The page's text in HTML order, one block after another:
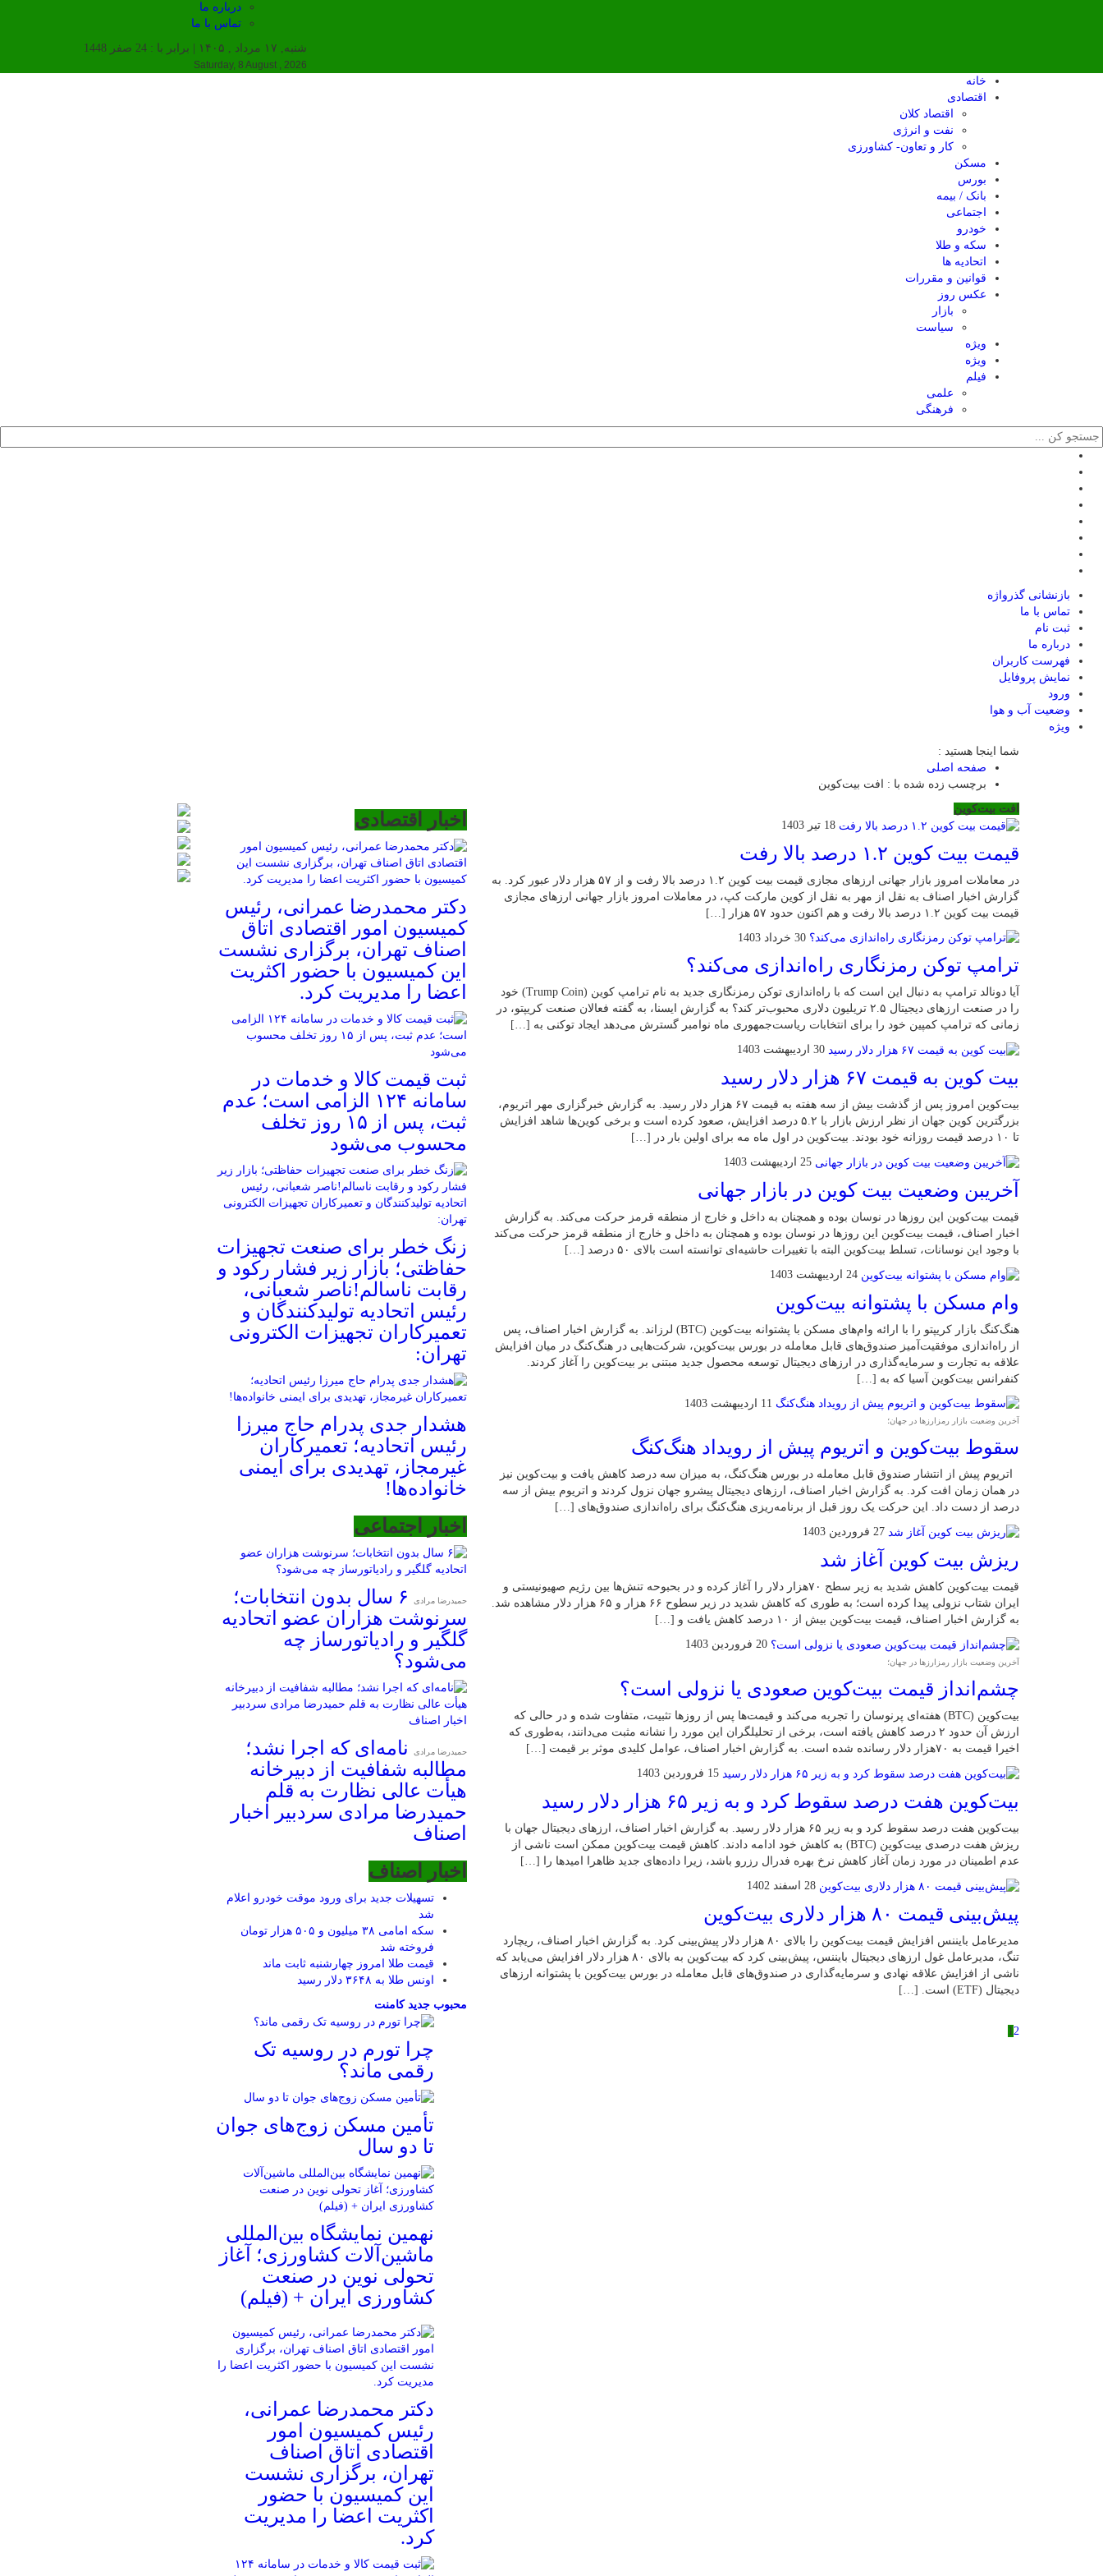
درباره ما
تماس با ما
شنبه, ۱۷ مرداد , ۱۴۰۵ | برابر با : 24 صفر 1448
Saturday, 8 August , 2026
خانه
اقتصادی
اقتصاد کلان
نفت و انرژی
کار و تعاون- کشاورزی
مسکن
بورس
بانک / بیمه
اجتماعی
خودرو
سکه و طلا
اتحادیه ها
قوانین و مقررات
عکس روز
بازار
سیاست
ویژه
ویژه
فیلم
علمی
فرهنگی
بازنشانی گذرواژه
تماس با ما
ثبت نام
درباره ما
فهرست کاربران
نمایش پروفایل
ورود
وضعیت آب و هوا
ویژه
شما اینجا هستید :
صفحه اصلی
برچسب زده شده با : افت بیت‌کوین
افت بیت‌کوین
18 تیر 1403
قیمت بیت کوین ۱.۲ درصد بالا رفت
در معاملات امروز بازار جهانی ارزهای مجازی قیمت بیت کوین ۱.۲ درصد بالا رفت و از ۵۷ هزار دلار عبور کرد. به
گزارش اخبار اصناف به نقل از مهر به نقل از کوین مارکت کپ، در معاملات امروز بازار جهانی ارزهای مجازی
قیمت بیت کوین ۱.۲ درصد بالا رفت و هم اکنون حدود ۵۷ هزار […]
30 خرداد 1403
ترامپ توکن رمزنگاری راه‌اندازی می‌کند؟
آیا دونالد ترامپ به دنبال این است که با راه‌اندازی توکن رمزنگاری جدید به نام ترامپ کوین (Trump Coin) خود
را در صنعت ارزهای دیجیتال ۲.۵ تریلیون دلاری محبوب‌تر کند؟ به گزارش ایسنا، به گفته فعالان صنعت کریپتو، در
زمانی که ترامپ کمپین خود را برای انتخابات ریاست‌جمهوری ماه نوامبر گسترش می‌دهد ایجاد توکنی به […]
30 اردیبهشت 1403
بیت کوین به قیمت ۶۷ هزار دلار رسید
بیت‌کوین امروز پس از گذشت بیش از سه هفته به قیمت ۶۷ هزار دلار رسید. به گزارش خبرگزاری مهر اتریوم،
بزرگترین کوین جهان از نظر ارزش بازار با ۵.۲ درصد افزایش، صعود کرده است و برخی کوین‌ها شاهد افزایش
تا ۱۰ درصد قیمت روزانه خود بودند. بیت‌کوین در اول ماه مه برای اولین بار در […]
25 اردیبهشت 1403
آخریبن وضعیت بیت کوین در بازار جهانی
قیمت بیت‌کوین این روزها در نوسان بوده و همچنان به داخل و خارج از منطقه قرمز حرکت می‌کند. به گزارش
اخبار اصناف، قیمت بیت‌کوین این روزها در نوسان بوده و همچنان به داخل و خارج از منطقه قرمز حرکت می‌کند
با وجود این نوسانات، تسلط بیت‌کوین البته با تغییرات حاشیه‌ای توانسته است بالای ۵۰ درصد […]
24 اردیبهشت 1403
وام مسکن با پشتوانه بیت‌کوین
هنگ‌کنگ بازار کریپتو را با ارائه وام‌های مسکن با پشتوانه بیت‌کوین (BTC) لرزاند. به گزارش اخبار اصناف، پس
از راه‌اندازی موفقیت‌آمیز صندوق‌های قابل معامله در بورس بیت‌کوین، شرکت‌هایی در هنگ‌کنگ در میان افزایش
علاقه به تجارت و سرمایه‌گذاری در ارزهای دیجیتال توسعه محصول جدید مبتنی بر بیت‌کوین را آغاز کردند.
کنفرانس بیت‌کوین آسیا که به […]
11 اردیبهشت 1403
آخرین وضعیت بازار رمزارزها در جهان؛
سقوط بیت‌کوین و اتریوم پیش از رویداد هنگ‌کنگ
اتریوم پیش از انتشار صندوق قابل معامله در بورس هنگ‌کنگ، به میزان سه درصد کاهش یافت و بیت‌کوین نیز
در همان زمان افت کرد. به گزارش اخبار اصناف، ارزهای دیجیتال پیشرو جهان نزول کردند و اتریوم بیش از سه
درصد از دست داد. این حرکت یک روز قبل از برنامه‌ریزی هنگ‌کنگ برای راه‌اندازی صندوق‌های […]
27 فروردین 1403
ریزش بیت کوین آغاز شد
قیمت بیت‌کوین کاهش شدید به زیر سطح ۷۰هزار دلار را آغاز کرده و در بحبوحه تنش‌ها بین رژیم صهیونیستی و
ایران شتاب نزولی پیدا کرده است؛ به طوری که کاهش شدید در زیر سطوح ۶۶ هزار و ۶۵ هزار دلار مشاهده شد.
به گزارش اخبار اصناف، قیمت بیت‌کوین بیش از ۱۰ درصد کاهش یافت و […]
20 فروردین 1403
آخرین وضعیت بازار رمزارزها در جهان؛
چشم‌انداز قیمت بیت‌کوین صعودی یا نزولی است؟
بیت‌کوین (BTC) هفته‌ای پرنوسان را تجربه می‌کند و قیمت‌ها پس از روزها تثبیت، متفاوت شده و در حالی که
ارزش آن حدود ۲ درصد کاهش یافته است، برخی از تحلیلگران این مورد را نشانه مثبت می‌دانند، به‌طوری که
اخیرا قیمت به ۷۰هزار دلار رسانده شده است. به گزارش اخبار اصناف، عوامل کلیدی موثر بر قیمت […]
15 فروردین 1403
بیت‌کوین هفت درصد سقوط کرد و به زیر ۶۵ هزار دلار رسید
بیت‌کوین هفت درصد سقوط کرد و به زیر ۶۵ هزار دلار رسید. به گزارش اخبار اصناف، ارزهای دیجیتال جهان با
ریزش هفت درصدی بیت‌کوین (BTC) به کاهش خود ادامه دادند. کاهش قیمت بیت‌کوین ممکن است ناشی از
عدم اطمینان در مورد زمان آغاز کاهش نرخ بهره فدرال رزرو باشد، زیرا داده‌های جدید ظاهرا امیدها را […]
28 اسفند 1402
پیش‌بینی قیمت ۸۰ هزار دلاری بیت‌کوین
مدیرعامل بایننس افزایش قیمت بیت‌کوین را بالای ۸۰ هزار دلار پیش‌بینی کرد. به گزارش اخبار اصناف، ریچارد
تنگ، مدیرعامل غول ارزهای دیجیتال بایننس، پیش‌بینی کرد که بیت‌کوین ‌به بالای ۸۰ هزار دلار افزایش می‌یابد که
ناشی از افزایش علاقه نهادی و سرمایه‌گذاری در صندوق‌های قابل معامله در بورس بیت‌کوین با پشتوانه ارزهای
دیجیتال (ETF) است. […]
1 2
اخبار اقتصادی
دکتر محمدرضا عمرانی، رئیس
کمیسیون امور اقتصادی اتاق
اصناف تهران، برگزاری نشست
این کمیسیون با حضور اکثریت
اعضا را مدیریت کرد.
ثبت قیمت کالا و خدمات در
سامانه ۱۲۴ الزامی است؛ عدم
ثبت، پس از ۱۵ روز تخلف
محسوب می‌شود
زنگ خطر برای صنعت تجهیزات
حفاظتی؛ بازار زیر فشار رکود و
رقابت ناسالم!ناصر شعبانی،
رئیس اتحادیه تولیدکنندگان و
تعمیرکاران تجهیزات الکترونی
تهران:
هشدار جدی پدرام حاج میرزا
رئیس اتحادیه؛ تعمیرکاران
غیرمجاز، تهدیدی برای ایمنی
خانواده‌ها!
اخبار اجتماعی
حمیدرضا مرادی
۶ سال بدون انتخابات؛
سرنوشت هزاران عضو اتحادیه
گلگیر و رادیاتورساز چه
می‌شود؟
حمیدرضا مرادی
نامه‌ای که اجرا نشد؛
مطالبه شفافیت از دبیرخانه
هیأت عالی نظارت به قلم
حمیدرضا مرادی سردبیر اخبار
اصناف
اخبار اصناف
تسهیلات جدید برای ورود موقت خودرو اعلام
شد
سکه امامی ۳۸ میلیون و ۵۰۵ هزار تومان
فروخته شد
قیمت طلا امروز چهارشنبه ثابت ماند
اونس طلا به ۳۶۴۸ دلار رسید
محبوبجدیدکامنت
چرا تورم در روسیه تک
رقمی ماند؟
تأمین مسکن زوج‌های جوان
تا دو سال
نهمین نمایشگاه بین‌المللی
ماشین‌آلات کشاورزی؛ آغاز
تحولی نوین در صنعت
کشاورزی ایران + (فیلم)
دکتر محمدرضا عمرانی،
رئیس کمیسیون امور
اقتصادی اتاق اصناف
تهران، برگزاری نشست
این کمیسیون با حضور
اکثریت اعضا را مدیریت
کرد.